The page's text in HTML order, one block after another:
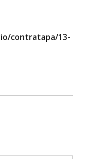
contratapa/13-